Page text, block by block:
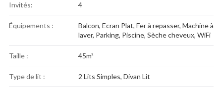
Invités: 4
Équipements : Balcon, Ecran Plat, Fer à repasser, Machine à
laver, Parking, Piscine, Sèche cheveux, WiFi
Taille : 45m²
Type de lit : 2 Lits Simples, Divan Lit